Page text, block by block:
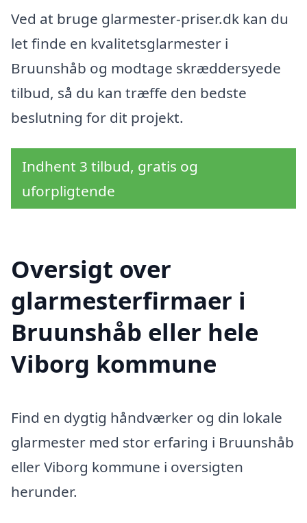
Ved at bruge glarmester-priser.dk kan du
let finde en kvalitetsglarmester i
Bruunshåb og modtage skræddersyede
tilbud, så du kan træffe den bedste
beslutning for dit projekt.
Indhent 3 tilbud, gratis og
uforpligtende
Oversigt over
glarmesterfirmaer i
Bruunshåb eller hele
Viborg kommune
Find en dygtig håndværker og din lokale
glarmester med stor erfaring i Bruunshåb
eller Viborg kommune i oversigten
herunder.